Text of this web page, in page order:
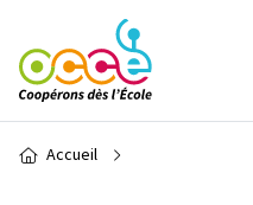
Aller au contenu principal
Fil d'Ariane
Accueil